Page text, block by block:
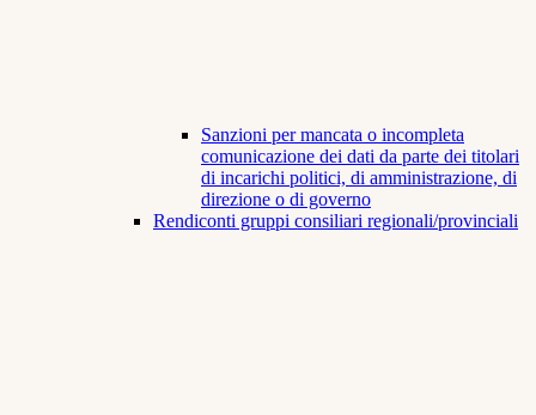
Sanzioni per mancata o incompleta
comunicazione dei dati da parte dei titolari
di incarichi politici, di amministrazione, di
direzione o di governo
Rendiconti gruppi consiliari regionali/provinciali